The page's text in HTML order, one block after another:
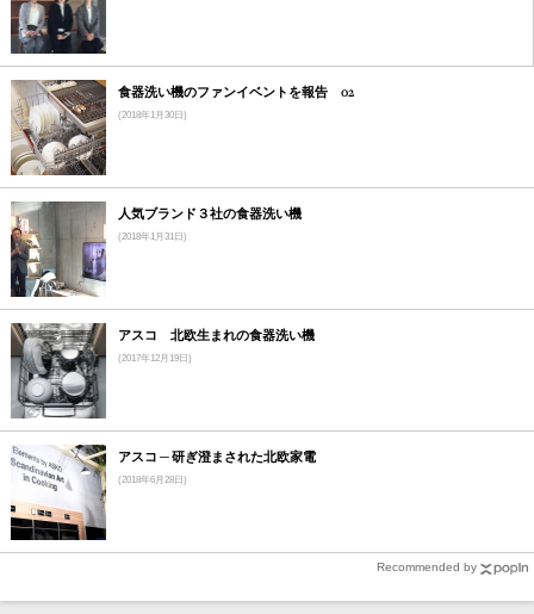
食器洗い機のファンイベントを報告 02
(2018年1月30日)
人気ブランド３社の食器洗い機
(2018年1月31日)
アスコ 北欧生まれの食器洗い機
(2017年12月19日)
アスコ ─ 研ぎ澄まされた北欧家電
(2018年6月28日)
Recommended by